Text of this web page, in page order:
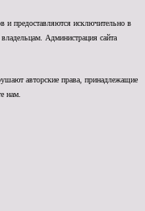
и предоставляются исключительно в
Администрация сайта
авторские права, принадлежащие
нам.